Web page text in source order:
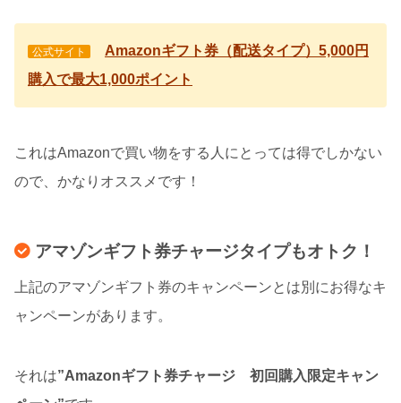
公式サイト
Amazonギフト券（配送タイプ）5,000円
購入で最大1,000ポイント
これはAmazonで買い物をする人にとっては得でしかない
ので、かなりオススメです！
アマゾンギフト券チャージタイプもオトク！
上記のアマゾンギフト券のキャンペーンとは別にお得なキ
ャンペーンがあります。
それは”Amazonギフト券チャージ 初回購入限定キャン